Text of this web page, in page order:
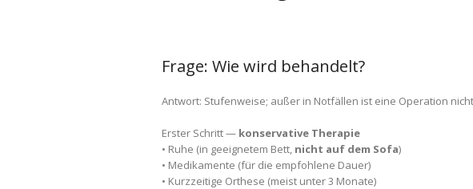
Frage: Wie wird behandelt?
Antwort: Stufenweise; außer in Notfällen ist eine Operation
Erster Schritt — konservative Therapie
• Ruhe (in geeignetem Bett, nicht auf dem Sofa)
• Medikamente (für die empfohlene Dauer)
• Kurzzeitige Orthese (meist unter 3 Monate)